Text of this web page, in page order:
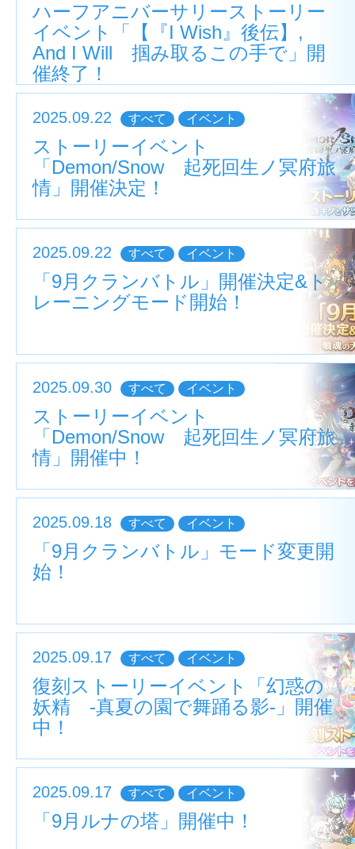
ハーフアニバーサリーストーリー
イベント「【『I Wish』後伝】,
And I Will 掴み取るこの手で」開
催終了！
2025.09.22 すべて イベント
ストーリーイベント
「Demon/Snow 起死回生ノ冥府旅
情」開催決定！
2025.09.22 すべて イベント
「9月クランバトル」開催決定&ト
レーニングモード開始！
2025.09.30 すべて イベント
ストーリーイベント
「Demon/Snow 起死回生ノ冥府旅
情」開催中！
2025.09.18 すべて イベント
「9月クランバトル」モード変更開
始！
2025.09.17 すべて イベント
復刻ストーリーイベント「幻惑の
妖精 ‐真夏の園で舞踊る影‐」開催
中！
2025.09.17 すべて イベント
「9月ルナの塔」開催中！